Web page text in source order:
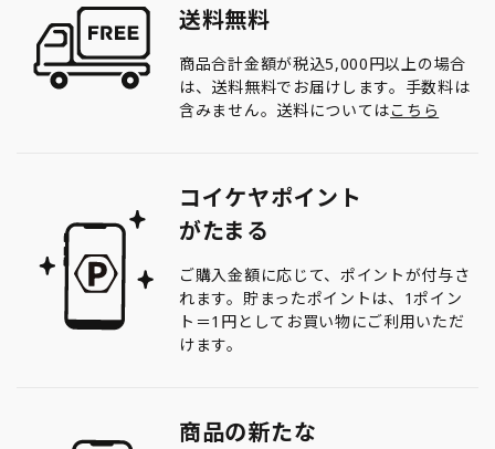
送料無料
商品合計金額が税込5,000円以上の場合
は、送料無料でお届けします。手数料は
含みません。送料についてはこちら
コイケヤポイント
がたまる
ご購入金額に応じて、ポイントが付与さ
れます。貯まったポイントは、1ポイン
ト＝1円としてお買い物にご利用いただ
けます。
商品の新たな